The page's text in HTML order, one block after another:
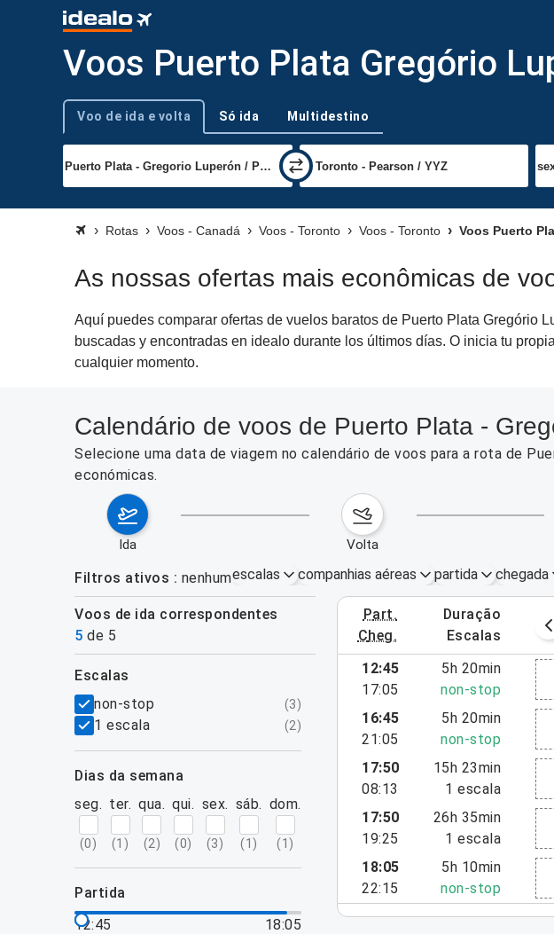
Voos Puerto Plata Gregório
Tipo de viagem
Voo de ida e volta Só ida Multidestino
Rotas Voos - Canadá Voos - Toronto Voos - Toronto Voos Puerto
As nossas ofertas mais econômicas de
Aquí puedes comparar ofertas de vuelos baratos de Puerto Plata Gregório
buscadas y encontradas en idealo durante los últimos días. O inicia tu
cualquier momento.
Calendário de voos de Puerto Plata -
Selecione uma data de viagem no calendário de voos para a rota de
económicas.
ida volta
Filtros ativos nenhumescalas companhias aéreas partida chegada
Voos de ida correspondentes
5 de 5
part.
cheg.
duração
escalas
3–9 de agosto de 2026
filtros
escalas
non-stop
(3)
1 escala (2)
dias da semana
seg.
(0)
ter.
(1 )
qua.
(2)
qui.
(0)
sex.
(3)
sáb.
(1 )
dom.
(1 )
partida
12:45
18:05
12:45
17:05
5h 20min
non-stop
16:45
21:05
5h 20min
non-stop
17:50
08:13
15h 23min
1 escala
17:50
19:25
26h 35min
1 escala
18:05
22:15
5h 10min
non-stop